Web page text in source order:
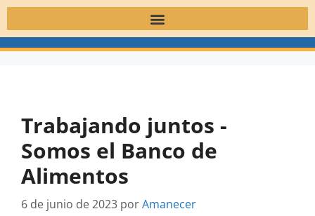
Trabajando juntos -
Somos el Banco de
Alimentos
6 de junio de 2023 porAmanecer